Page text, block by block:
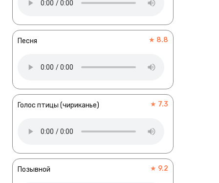
Песня ★ 8.8
Голос птицы (чириканье) ★ 7.3
Позывной ★ 9.2